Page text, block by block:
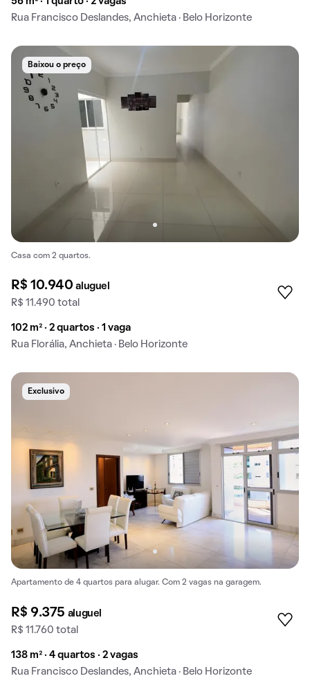
Rua Francisco Deslandes, Anchieta · Belo Horizonte
Baixou o preço
Casa com 2 quartos.
R$ 10.940aluguel
R$ 11.490 total
102 m² · 2 quartos · 1 vaga
Rua Florália, Anchieta · Belo Horizonte
Exclusivo
Apartamento de 4 quartos para alugar. Com 2 vagas na garagem.
R$ 9.375 aluguel
R$ 11.760 total
138 m² · 4 quartos · 2 vagas
Rua Francisco Deslandes, Anchieta · Belo Horizonte